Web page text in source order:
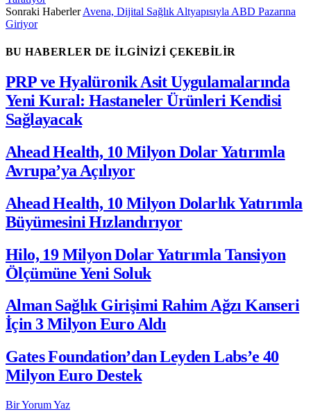
Sonraki HaberlerAvena, Dijital Sağlık Altyapısıyla ABD Pazarına
Giriyor
BU HABERLER DE İLGİNİZİ ÇEKEBİLİR
PRP ve Hyalüronik Asit Uygulamalarında
Yeni Kural: Hastaneler Ürünleri Kendisi
Sağlayacak
Ahead Health, 10 Milyon Dolar Yatırımla
Avrupa’ya Açılıyor
Ahead Health, 10 Milyon Dolarlık Yatırımla
Büyümesini Hızlandırıyor
Hilo, 19 Milyon Dolar Yatırımla Tansiyon
Ölçümüne Yeni Soluk
Alman Sağlık Girişimi Rahim Ağzı Kanseri
İçin 3 Milyon Euro Aldı
Gates Foundation’dan Leyden Labs’e 40
Milyon Euro Destek
Bir Yorum Yaz